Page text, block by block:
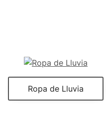
Ropa de Lluvia